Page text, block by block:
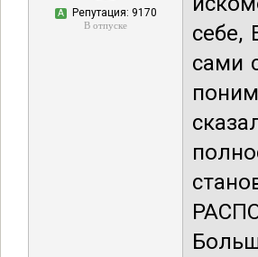
А Репутация: 9170
В отпуске
сами